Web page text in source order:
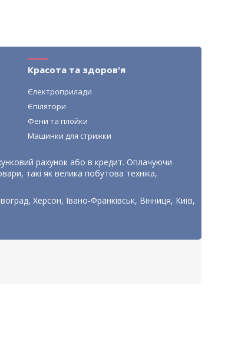
Красота та здоров'я
Єлектроприлади
Єпілятори
Фени та плойки
Машинки для стрижки
рахунок або в кредит. Оплачуючи
такі як велика побутова техніка,
Херсон, Івано-Франківськ, Вінниця, Київ,